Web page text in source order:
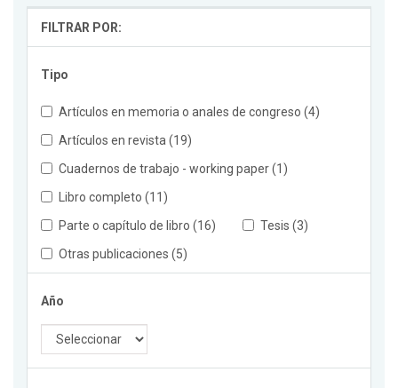
FILTRAR POR:
Tipo
Artículos en memoria o anales de congreso (4)
Artículos en revista (19)
Cuadernos de trabajo - working paper (1)
Libro completo (11)
Parte o capítulo de libro (16)
Tesis (3)
Otras publicaciones (5)
Año